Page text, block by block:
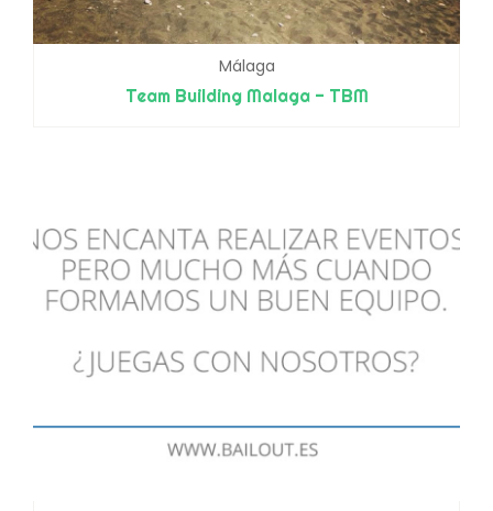
Málaga
Team Building Malaga - TBM